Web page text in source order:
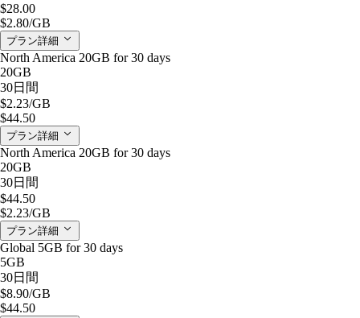
$28.00
$2.80/GB
プラン詳細
North America 20GB for 30 days
20GB
30日間
$2.23/GB
$44.50
プラン詳細
North America 20GB for 30 days
20GB
30日間
$44.50
$2.23/GB
プラン詳細
Global 5GB for 30 days
5GB
30日間
$8.90/GB
$44.50